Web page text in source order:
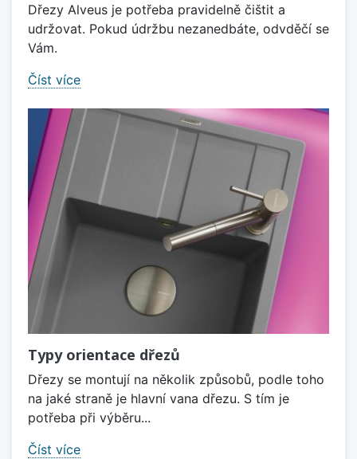
Dřezy Alveus je potřeba pravidelně čištit a
udržovat. Pokud údržbu nezanedbáte, odvděčí se
Vám.
Číst více
Typy orientace dřezů
Dřezy se montují na několik způsobů, podle toho
na jaké straně je hlavní vana dřezu. S tím je
potřeba při výběru...
Číst více